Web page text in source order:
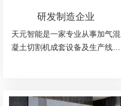
研发制造企业
天元智能是一家专业从事加气混
凝土切割机成套设备及生产线的